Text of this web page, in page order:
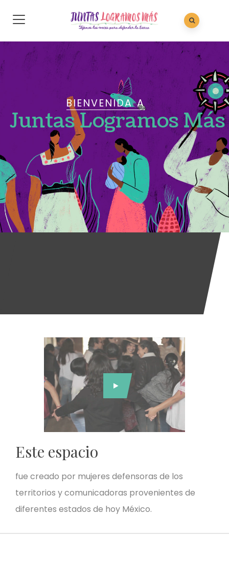
Juntas Logramos Más
BIENVENIDA A
Este espacio
fue creado por mujeres defensoras de los
territorios y comunicadoras provenientes de
diferentes estados de hoy México.